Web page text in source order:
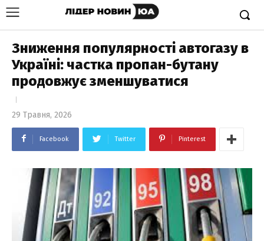
Зниження популярності автогазу в
Україні: частка пропан-бутану
продовжує зменшуватися
29 Травня, 2026
Facebook Twitter Pinterest